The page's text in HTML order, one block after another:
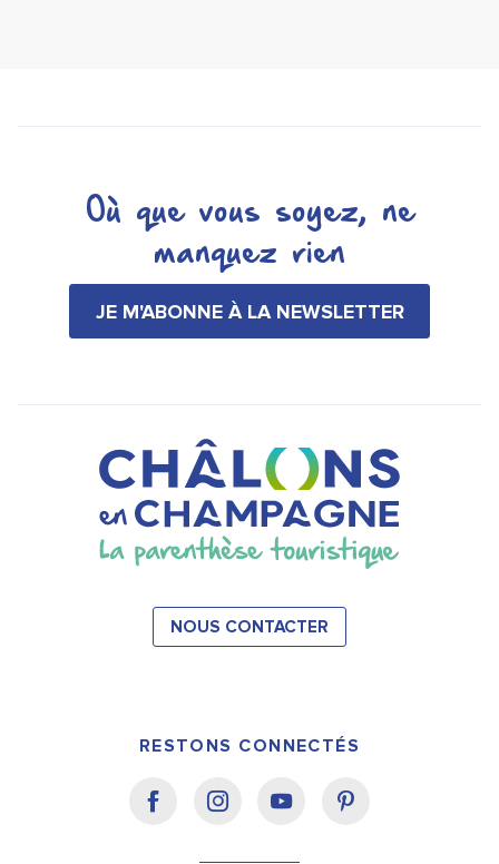
Où que vous soyez, ne
manquez rien
JE M'ABONNE À LA NEWSLETTER
NOUS CONTACTER
RESTONS CONNECTÉS